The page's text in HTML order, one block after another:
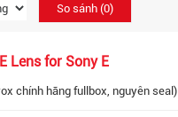
So sánh (0)
Lens for Sony E
chính hãng fullbox, nguyên seal)